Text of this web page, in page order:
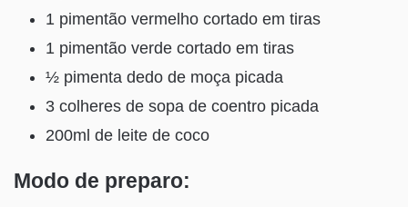
1 pimentão vermelho cortado em tiras
1 pimentão verde cortado em tiras
½ pimenta dedo de moça picada
3 colheres de sopa de coentro picada
200ml de leite de coco
Modo de preparo: